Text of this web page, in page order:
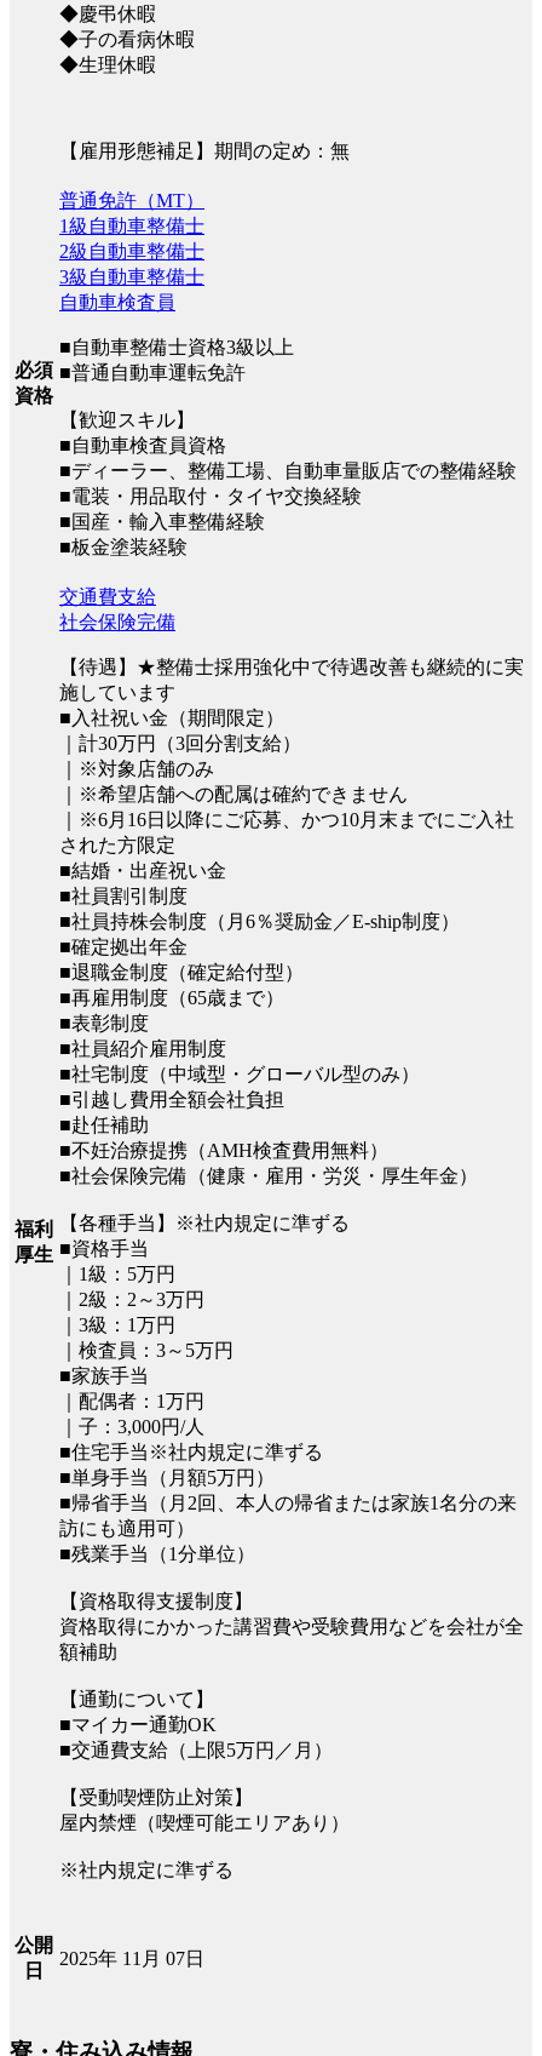
◆慶弔休暇
◆子の看病休暇
◆生理休暇
【雇用形態補足】期間の定め：無
必須
資格
普通免許（MT）
1級自動車整備士
2級自動車整備士
3級自動車整備士
自動車検査員
■自動車整備士資格3級以上
■普通自動車運転免許
【歓迎スキル】
■自動車検査員資格
■ディーラー、整備工場、自動車量販店での整備経験
■電装・用品取付・タイヤ交換経験
■国産・輸入車整備経験
■板金塗装経験
福利
厚生
交通費支給
社会保険完備
【待遇】★整備士採用強化中で待遇改善も継続的に実
施しています
■入社祝い金（期間限定）
｜計30万円（3回分割支給）
｜※対象店舗のみ
｜※希望店舗への配属は確約できません
｜※6月16日以降にご応募、かつ10月末までにご入社
された方限定
■結婚・出産祝い金
■社員割引制度
■社員持株会制度（月6％奨励金／E-ship制度）
■確定拠出年金
■退職金制度（確定給付型）
■再雇用制度（65歳まで）
■表彰制度
■社員紹介雇用制度
■社宅制度（中域型・グローバル型のみ）
■引越し費用全額会社負担
■赴任補助
■不妊治療提携（AMH検査費用無料）
■社会保険完備（健康・雇用・労災・厚生年金）
【各種手当】※社内規定に準ずる
■資格手当
｜1級：5万円
｜2級：2～3万円
｜3級：1万円
｜検査員：3～5万円
■家族手当
｜配偶者：1万円
｜子：3,000円/人
■住宅手当※社内規定に準ずる
■単身手当（月額5万円）
■帰省手当（月2回、本人の帰省または家族1名分の来
訪にも適用可）
■残業手当（1分単位）
【資格取得支援制度】
資格取得にかかった講習費や受験費用などを会社が全
額補助
【通勤について】
■マイカー通勤OK
■交通費支給（上限5万円／月）
【受動喫煙防止対策】
屋内禁煙（喫煙可能エリアあり）
※社内規定に準ずる
公開
日
2025年 11月 07日